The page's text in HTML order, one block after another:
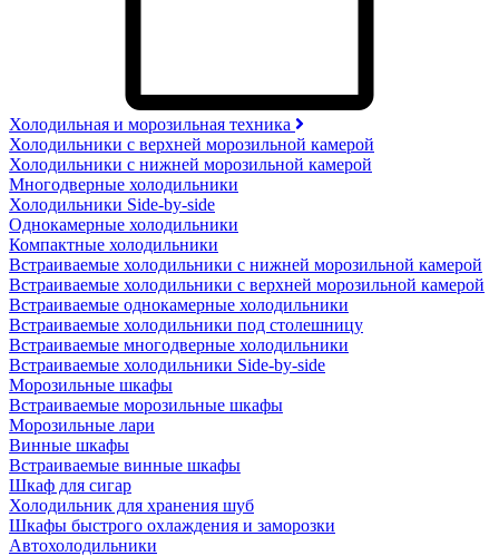
Холодильная и морозильная техника
Холодильники с верхней морозильной камерой
Холодильники с нижней морозильной камерой
Многодверные холодильники
Холодильники Side-by-side
Однокамерные холодильники
Компактные холодильники
Встраиваемые холодильники с нижней морозильной камерой
Встраиваемые холодильники с верхней морозильной камерой
Встраиваемые однокамерные холодильники
Встраиваемые холодильники под столешницу
Встраиваемые многодверные холодильники
Встраиваемые холодильники Side-by-side
Морозильные шкафы
Встраиваемые морозильные шкафы
Морозильные лари
Винные шкафы
Встраиваемые винные шкафы
Шкаф для сигар
Холодильник для хранения шуб
Шкафы быстрого охлаждения и заморозки
Автохолодильники